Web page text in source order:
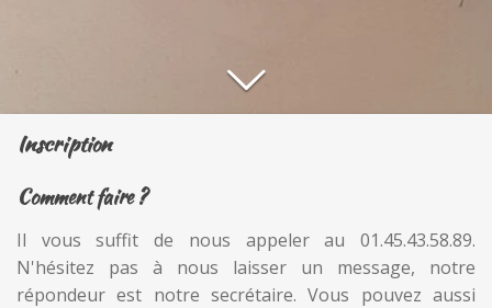
Inscription
Comment faire ?
Il vous suffit de nous appeler au 01.45.43.58.89.
N'hésitez pas à nous laisser un message, notre
répondeur est notre secrétaire. Vous pouvez aussi